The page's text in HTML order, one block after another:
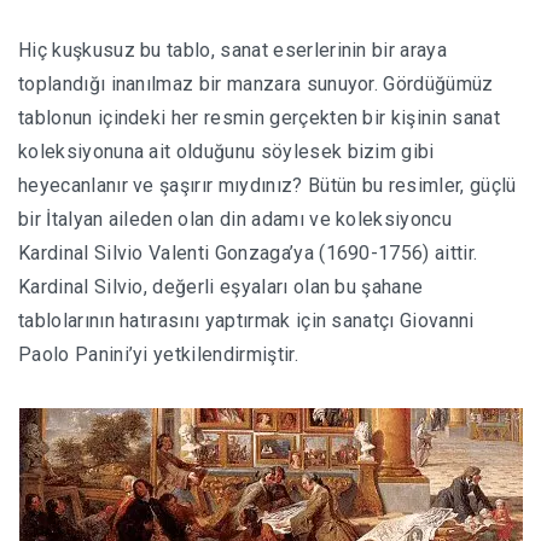
Hiç kuşkusuz bu tablo, sanat eserlerinin bir araya
toplandığı inanılmaz bir manzara sunuyor. Gördüğümüz
tablonun içindeki her resmin gerçekten bir kişinin sanat
koleksiyonuna ait olduğunu söylesek bizim gibi
heyecanlanır ve şaşırır mıydınız? Bütün bu resimler, güçlü
bir İtalyan aileden olan din adamı ve koleksiyoncu
Kardinal Silvio Valenti Gonzaga’ya (1690-1756) aittir.
Kardinal Silvio, değerli eşyaları olan bu şahane
tablolarının hatırasını yaptırmak için sanatçı Giovanni
Paolo Panini’yi yetkilendirmiştir.